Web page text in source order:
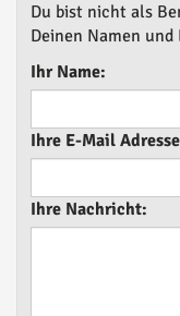
Du bist nicht als
Deinen Namen
Ihr Name:
Ihre E-Mail
Ihre Nachricht: